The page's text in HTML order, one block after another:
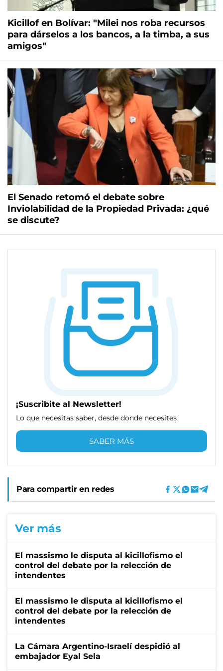
Kicillof en Bolívar: "Milei nos roba recursos
para dárselos a los bancos, a la timba, a sus
amigos"
El Senado retomó el debate sobre
Inviolabilidad de la Propiedad Privada: ¿qué
se discute?
¡Suscribite al Newsletter!
Lo que necesitas saber, desde donde necesites
SABER MÁS
Para compartir en redes
Ver más
El massismo le disputa al kicillofismo el
control del debate por la relección de
intendentes
El massismo le disputa al kicillofismo el
control del debate por la relección de
intendentes
La Cámara Argentino-Israelí despidió al
embajador Eyal Sela